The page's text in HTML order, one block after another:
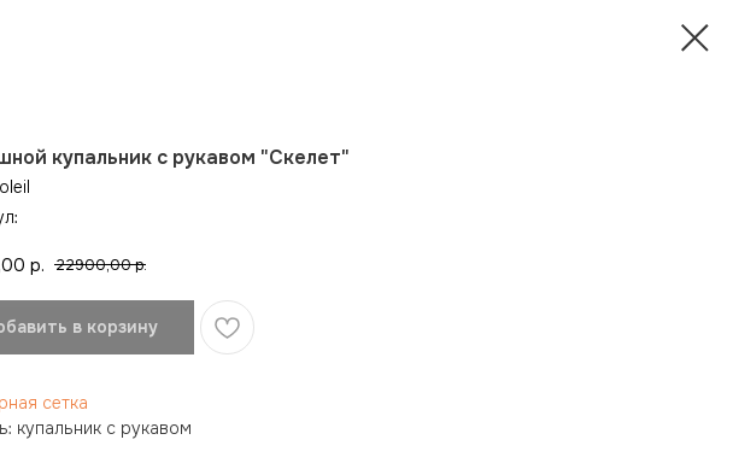
купальник с рукавом "Скелет"
р. 22900,00р.
в корзину
сетка
купальник с рукавом